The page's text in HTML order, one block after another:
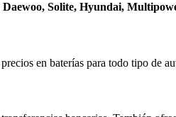
Solite, Hyundai,
en baterías para todo tipo de